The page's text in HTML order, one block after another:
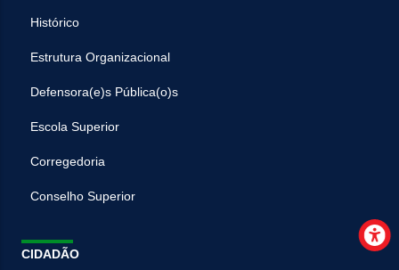
Histórico
Estrutura Organizacional
Defensora(e)s Pública(o)s
Escola Superior
Corregedoria
Conselho Superior
CIDADÃO